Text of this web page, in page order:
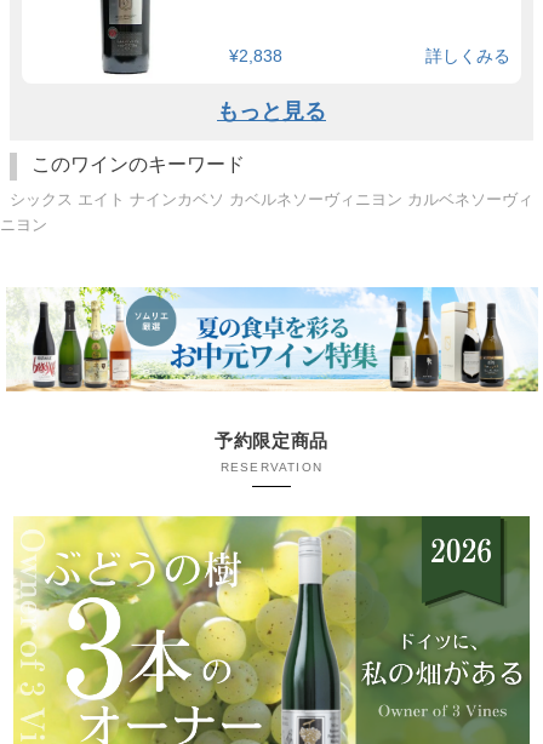
¥2,838 詳しくみる
もっと見る
このワインのキーワード
シックス エイト ナインカベソ カベルネソーヴィニヨン カルベネソーヴィ
ニヨン
予約限定商品
RESERVATION